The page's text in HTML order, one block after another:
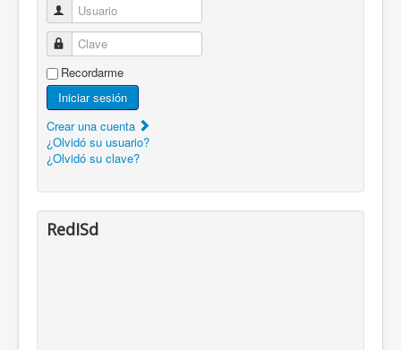
Usuario
Clave
Recordarme
Iniciar sesión
Crear una cuenta
¿Olvidó su usuario?
¿Olvidó su clave?
RedISd